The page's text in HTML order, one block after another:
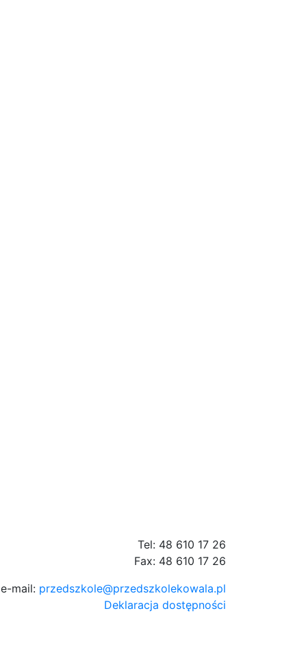
Tel: 48 610 17 26
Fax: 48 610 17 26
e-mail: przedszkole@przedszkolekowala.pl
Deklaracja dostępności